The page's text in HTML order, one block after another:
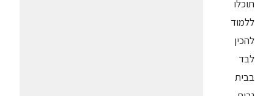
תוכלו
ללמוד
להכין
לבד
בבית